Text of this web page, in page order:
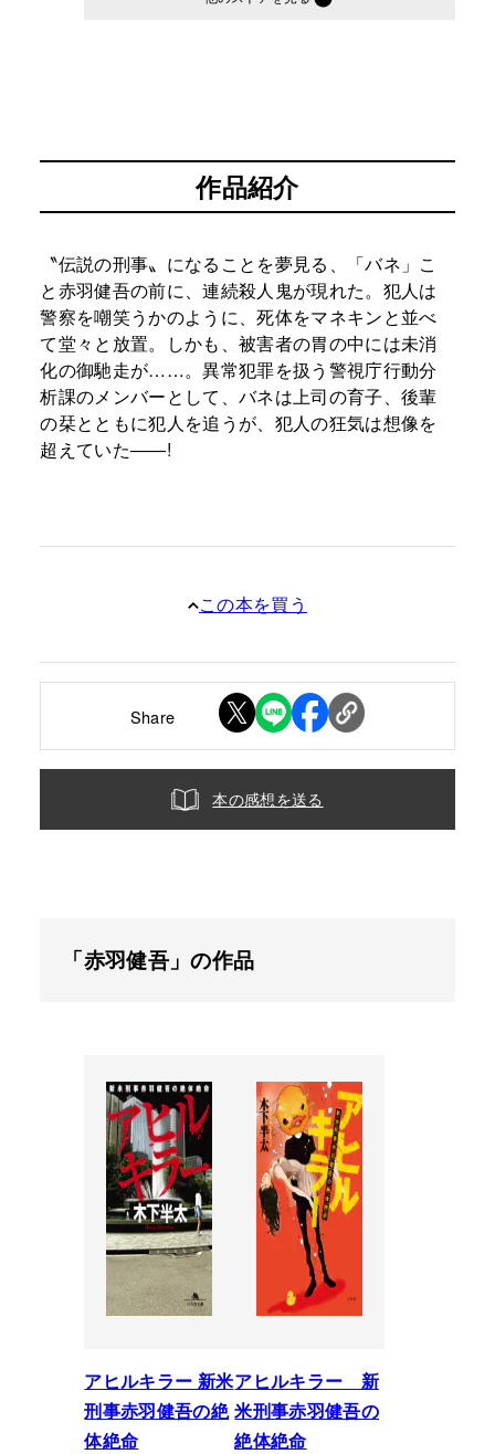
作品紹介
〝伝説の刑事〟になることを夢見る、「バネ」こ
と赤羽健吾の前に、連続殺人鬼が現れた。犯人は
警察を嘲笑うかのように、死体をマネキンと並べ
て堂々と放置。しかも、被害者の胃の中には未消
化の御馳走が……。異常犯罪を扱う警視庁行動分
析課のメンバーとして、バネは上司の育子、後輩
の栞とともに犯人を追うが、犯人の狂気は想像を
超えていた――!
この本を買う
Share
本の感想を送る
「赤羽健吾」の作品
アヒルキラー 新米
刑事赤羽健吾の絶
体絶命
アヒルキラー 新
米刑事赤羽健吾の
絶体絶命